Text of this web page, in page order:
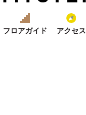
フロアガイド アクセス